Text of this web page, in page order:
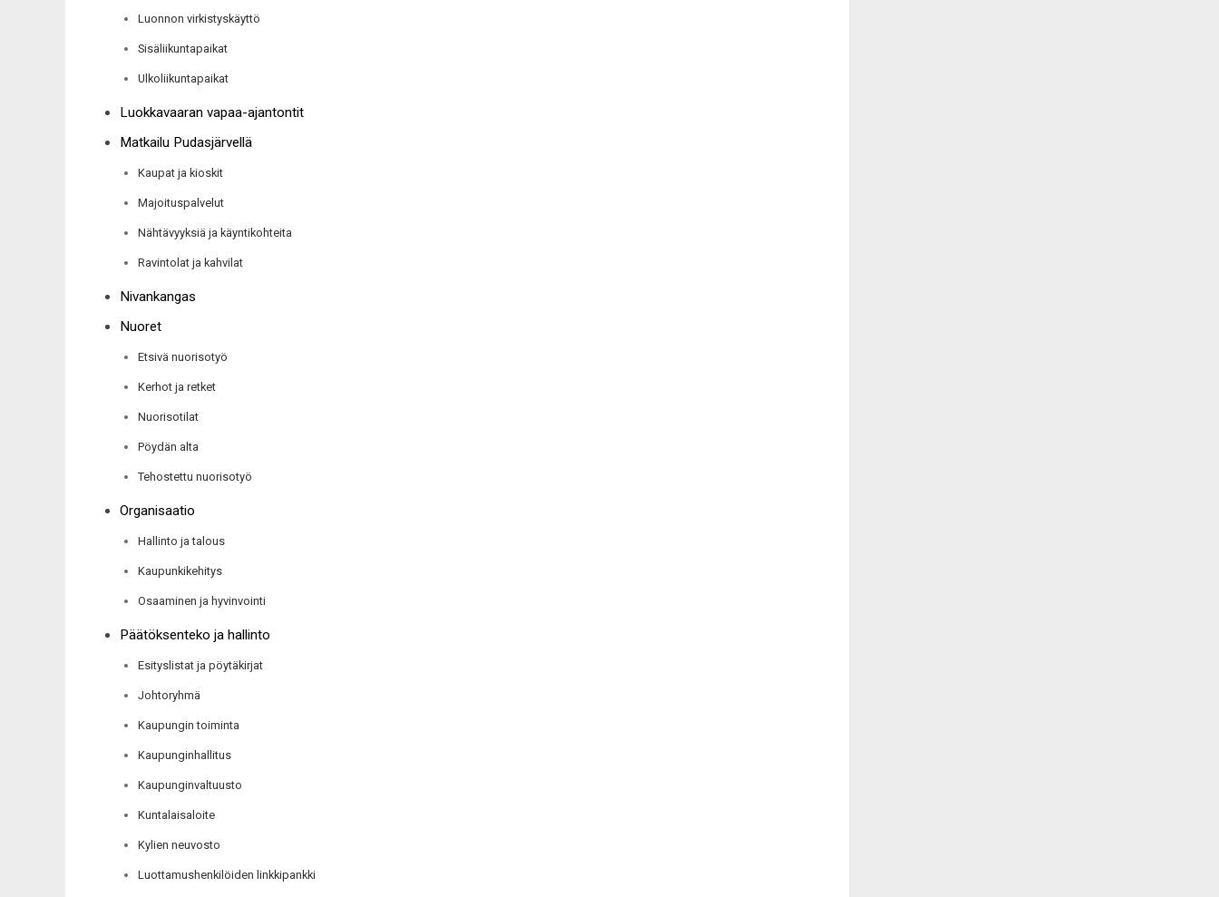
Luonnon virkistyskäyttö
Sisäliikuntapaikat
Ulkoliikuntapaikat
Luokkavaaran vapaa-ajantontit
Matkailu Pudasjärvellä
Kaupat ja kioskit
Majoituspalvelut
Nähtävyyksiä ja käyntikohteita
Ravintolat ja kahvilat
Nivankangas
Nuoret
Etsivä nuorisotyö
Kerhot ja retket
Nuorisotilat
Pöydän alta
Tehostettu nuorisotyö
Organisaatio
Hallinto ja talous
Kaupunkikehitys
Osaaminen ja hyvinvointi
Päätöksenteko ja hallinto
Esityslistat ja pöytäkirjat
Johtoryhmä
Kaupungin toiminta
Kaupunginhallitus
Kaupunginvaltuusto
Kuntalaisaloite
Kylien neuvosto
Luottamushenkilöiden linkkipankki